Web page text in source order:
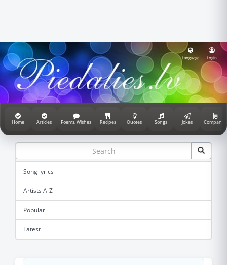
Language Login
Home Articles Poems, Wishes Recipes Quotes Songs Jokes Companies
Song lyrics
Artists A-Z
Popular
Latest